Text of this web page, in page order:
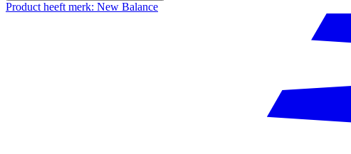
Product heeft merk: New Balance